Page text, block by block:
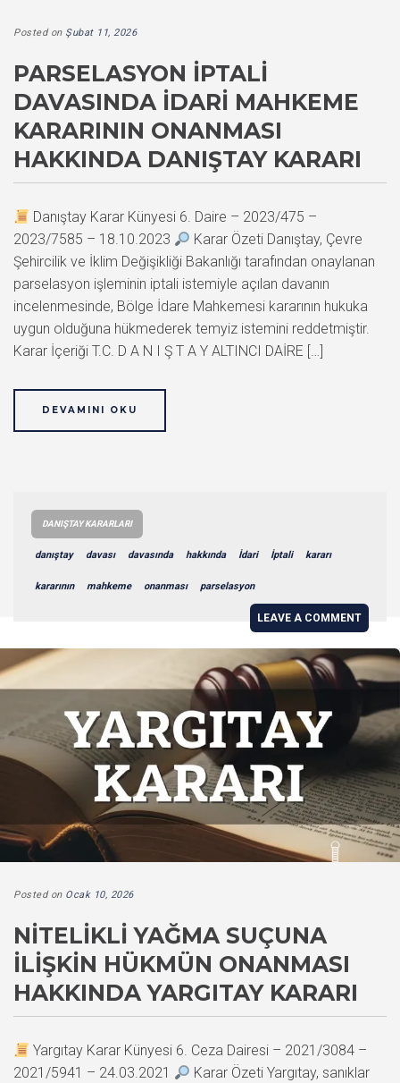
Posted on Şubat 11, 2026
PARSELASYON İPTALI
DAVASINDA İDARI MAHKEME
KARARININ ONANMASI
HAKKINDA DANIŞTAY KARARI
Danıştay Karar Künyesi 6. Daire – 2023/475 –
2023/7585 – 18.10.2023
Karar Özeti Danıştay, Çevre
Şehircilik ve İklim Değişikliği Bakanlığı tarafından onaylanan
parselasyon işleminin iptali istemiyle açılan davanın
incelenmesinde, Bölge İdare Mahkemesi kararının hukuka
uygun olduğuna hükmederek temyiz istemini reddetmiştir.
Karar İçeriği T.C. D A N I Ş T A Y ALTINCI DAİRE […]
DEVAMINI OKU
DANIŞTAY KARARLARI
danıştay davası davasında hakkında İdari İptali kararı
kararının mahkeme onanması parselasyon
LEAVE A COMMENT
Posted on Ocak 10, 2026
NITELIKLI YAĞMA SUÇUNA
İLIŞKIN HÜKMÜN ONANMASI
HAKKINDA YARGITAY KARARI
Yargıtay Karar Künyesi 6. Ceza Dairesi – 2021/3084 –
2021/5941 – 24.03.2021
Karar Özeti Yargıtay, sanıklar